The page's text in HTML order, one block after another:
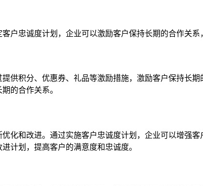
户忠诚度计划，企业可以激励客户保持长期的合作关系
供积分、优惠券、礼品等激励措施，激励客户保持长
的合作关系。
化和改进。通过实施客户忠诚度计划，企业可以增强
计划，提高客户的满意度和忠诚度。